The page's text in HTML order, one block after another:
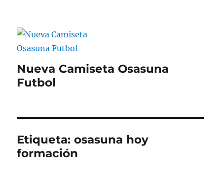
Nueva Camiseta Osasuna
Futbol
Etiqueta:osasuna hoy
formación